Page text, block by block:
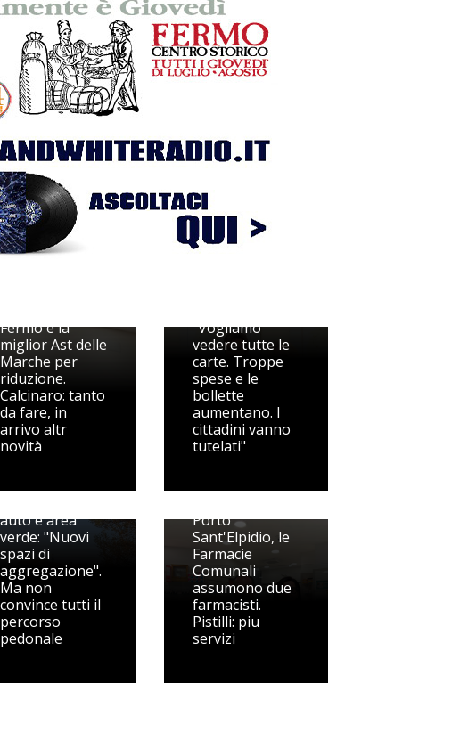
Fermo è la
miglior Ast delle
Marche per
riduzione.
Calcinaro: tanto
da fare, in
arrivo altr
novità
"Vogliamo
vedere tutte le
carte. Troppe
spese e le
bollette
aumentano. I
cittadini vanno
tutelati"
Capodarco in
auto e area
verde: "Nuovi
spazi di
aggregazione".
Ma non
convince tutti il
percorso
pedonale
Porto
Sant'Elpidio, le
Farmacie
Comunali
assumono due
farmacisti.
Pistilli: piu
servizi